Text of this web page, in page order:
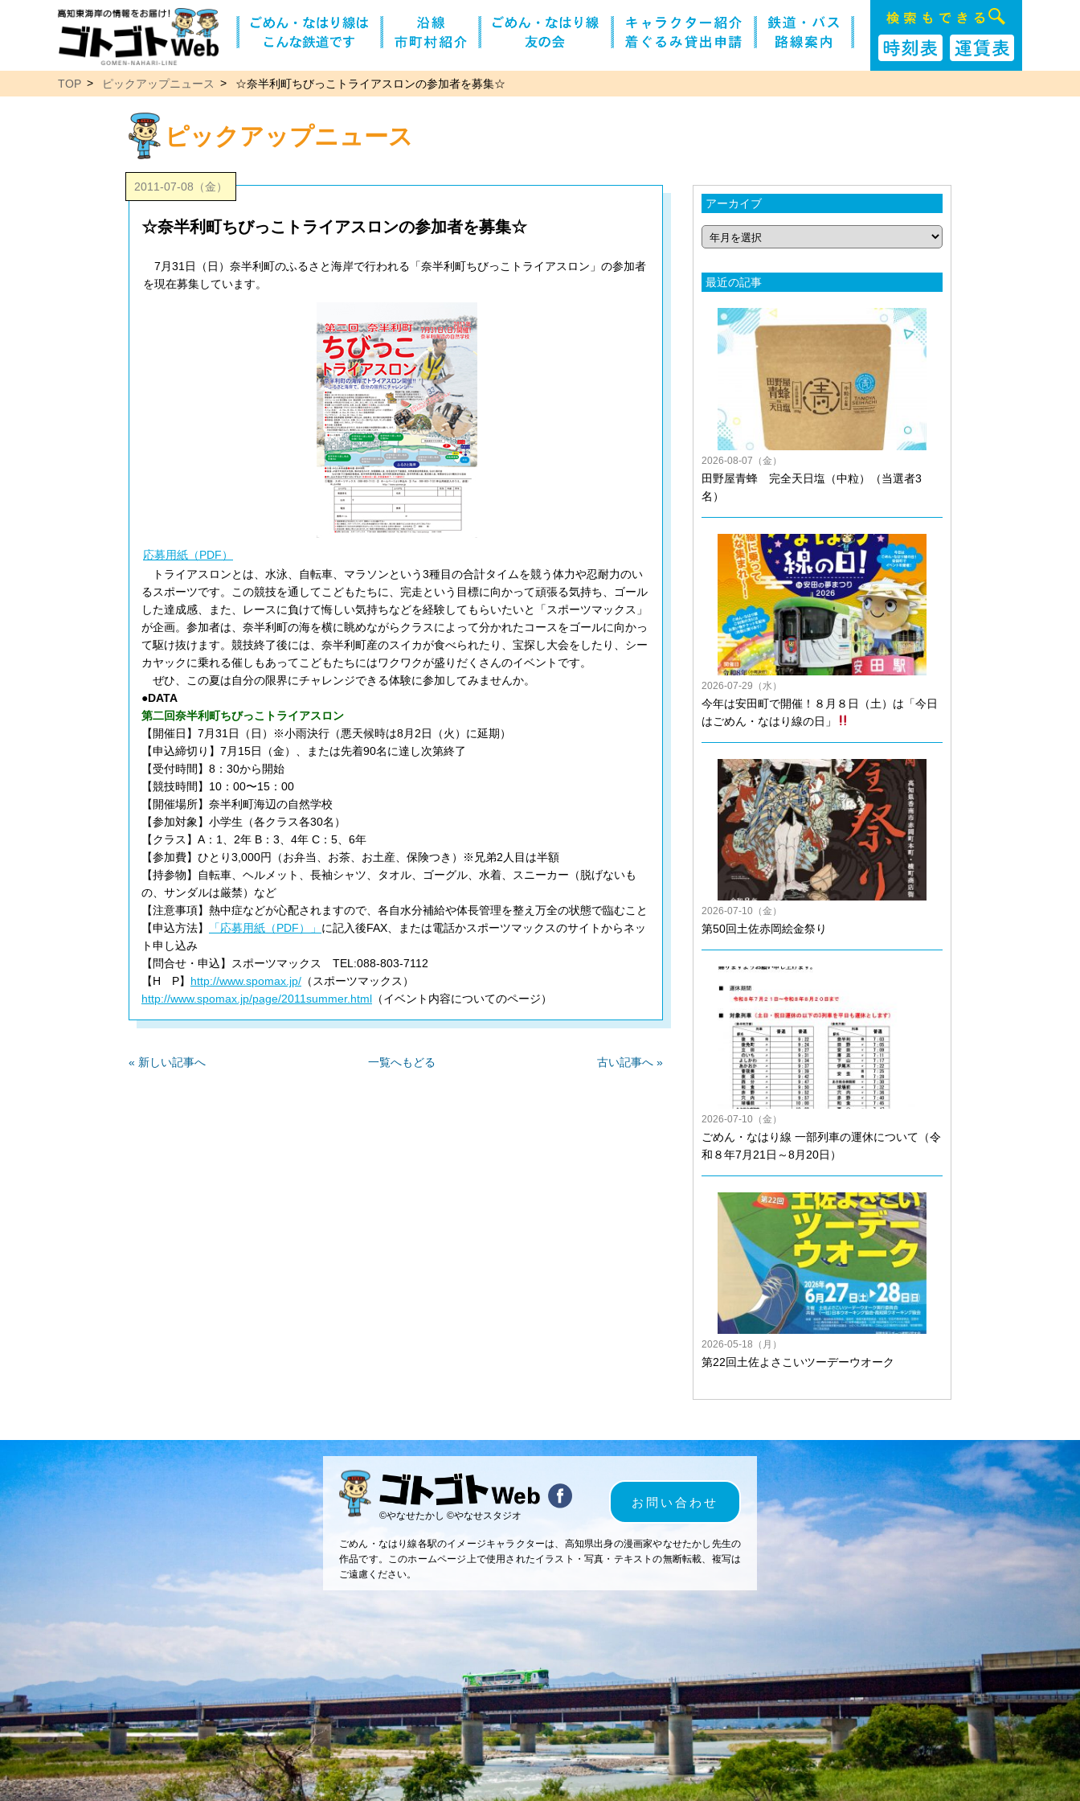
TOP ピックアップニュース ☆奈半利町ちびっこトライアスロンの参加者を募集☆
ピックアップニュース
2011-07-08（金）
☆奈半利町ちびっこトライアスロンの参加者を募集☆
7月31日（日）奈半利町のふるさと海岸で行われる「奈半利町ちびっこトライアスロン」の参加者
を現在募集しています。
応募用紙（PDF）
トライアスロンとは、水泳、自転車、マラソンという3種目の合計タイムを競う体力や忍耐力のい
るスポーツです。この競技を通してこどもたちに、完走という目標に向かって頑張る気持ち、ゴール
した達成感、また、レースに負けて悔しい気持ちなどを経験してもらいたいと「スポーツマックス」
が企画。参加者は、奈半利町の海を横に眺めながらクラスによって分かれたコースをゴールに向かっ
て駆け抜けます。競技終了後には、奈半利町産のスイカが食べられたり、宝探し大会をしたり、シー
カヤックに乗れる催しもあってこどもたちにはワクワクが盛りだくさんのイベントです。
ぜひ、この夏は自分の限界にチャレンジできる体験に参加してみませんか。
●DATA
第二回奈半利町ちびっこトライアスロン
【開催日】7月31日（日）※小雨決行（悪天候時は8月2日（火）に延期）
【申込締切り】7月15日（金）、または先着90名に達し次第終了
【受付時間】8：30から開始
【競技時間】10：00〜15：00
【開催場所】奈半利町海辺の自然学校
【参加対象】小学生（各クラス各30名）
【クラス】A：1、2年 B：3、4年 C：5、6年
【参加費】ひとり3,000円（お弁当、お茶、お土産、保険つき）※兄弟2人目は半額
【持参物】自転車、ヘルメット、長袖シャツ、タオル、ゴーグル、水着、スニーカー（脱げないも
の、サンダルは厳禁）など
【注意事項】熱中症などが心配されますので、各自水分補給や体長管理を整え万全の状態で臨むこと
【申込方法】
「応募用紙（PDF）」 に記入後FAX、または電話かスポーツマックスのサイトからネッ
ト申し込み
【問合せ・申込】スポーツマックス TEL:088-803-7112
【H P】 http://www.spomax.jp/ （スポーツマックス）
http://www.spomax.jp/page/2011summer.html （イベント内容についてのページ）
« 新しい記事へ 一覧へもどる 古い記事へ »
アーカイブ
最近の記事
2026-08-07（金）
田野屋青蜂 完全天日塩（中粒）（当選者3
名）
2026-07-29（水）
今年は安田町で開催！８月８日（土）は「今日
はごめん・なはり線の日」
2026-07-10（金）
第50回土佐赤岡絵金祭り
2026-07-10（金）
ごめん・なはり線 一部列車の運休について（令
和８年7月21日～8月20日）
2026-05-18（月）
第22回土佐よさこいツーデーウオーク
©やなせたかし ©やなせスタジオ
お問い合わせ
ごめん・なはり線各駅のイメージキャラクターは、高知県出身の漫画家やなせたかし先生の
作品です。このホームページ上で使用されたイラスト・写真・テキストの無断転載、複写は
ご遠慮ください。